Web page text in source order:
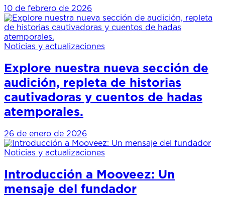
10 de febrero de 2026
Noticias y actualizaciones
Explore nuestra nueva sección de
audición, repleta de historias
cautivadoras y cuentos de hadas
atemporales.
26 de enero de 2026
Noticias y actualizaciones
Introducción a Mooveez: Un
mensaje del fundador